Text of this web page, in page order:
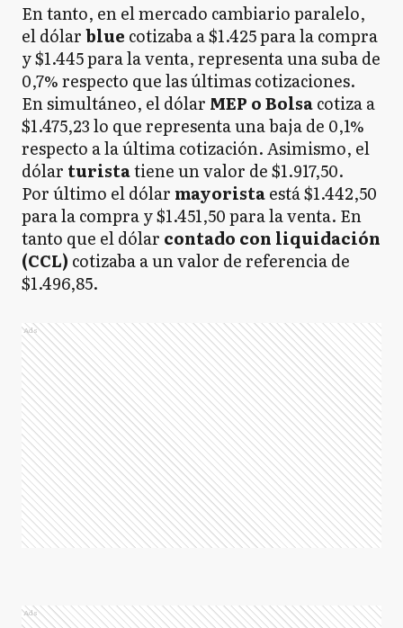
En tanto, en el mercado cambiario paralelo,
el dólarblue cotizaba a $1.425 para la compra
y $1.445 para la venta, representa una suba de
0,7% respecto que las últimas cotizaciones.
En simultáneo, el dólar MEP o Bolsacotiza a
$1.475,23 lo que representa una baja de 0,1%
respecto a la última cotización. Asimismo, el
dólar turistatiene un valor de $1.917,50.
Por último el dólar mayoristaestá $1.442,50
para la compra y $1.451,50 para la venta. En
tanto que el dólar contado con liquidación
(CCL) cotizaba a un valor de referencia de
$1.496,85.
Ads
Ads